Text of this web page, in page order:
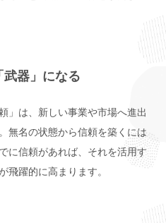
器」になる
」は、新しい事業や市場へ進出
無名の状態から信頼を築くには
に信頼があれば、それを活用す
飛躍的に高まります。